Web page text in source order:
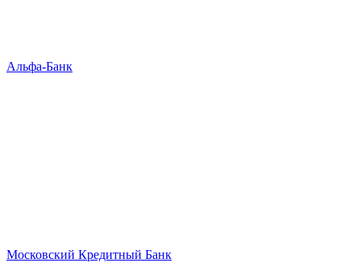
Альфа-Банк
Московский Кредитный Банк